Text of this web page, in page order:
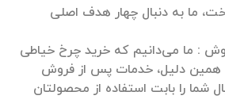
ما به دنبال چهار هدف اصلی
: ما می‌دانیم که خرید چرخ خیاطی
دلیل، خدمات پس از فروش
شما را بابت استفاده از محصولتان